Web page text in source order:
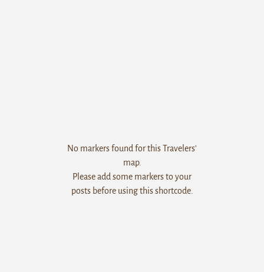
No markers found for this Travelers'
map.
Please add some markers to your
posts before using this shortcode.